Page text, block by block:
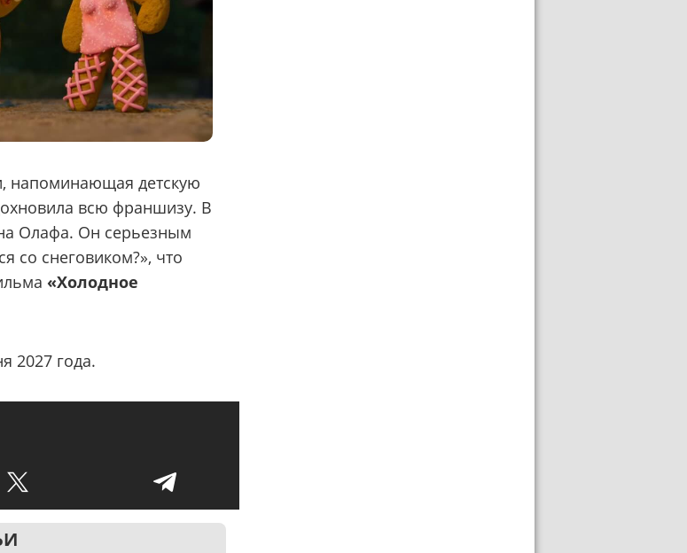
напоминающая детскую
всю франшизу. В
Олафа. Он серьезным
со снеговиком?», что
«Холодное
2027 года.